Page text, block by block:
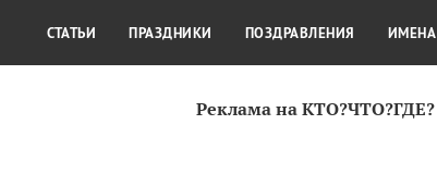
Реклама на КТО?ЧТО?ГДЕ?
КУЛЬТУРА КРАСОТА
СТАТЬИ ПРАЗДНИКИ ПОЗДРАВЛЕНИЯ ИМЕНА